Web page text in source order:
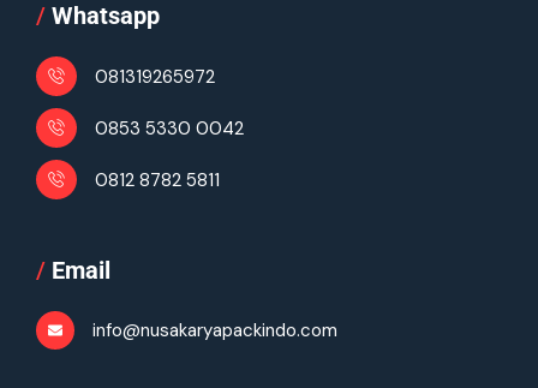
/ Whatsapp
081319265972
0853 5330 0042
0812 8782 5811
/ Email
info@nusakaryapackindo.com